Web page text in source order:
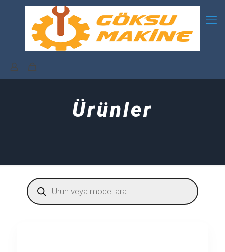
Ürünler
Products
search